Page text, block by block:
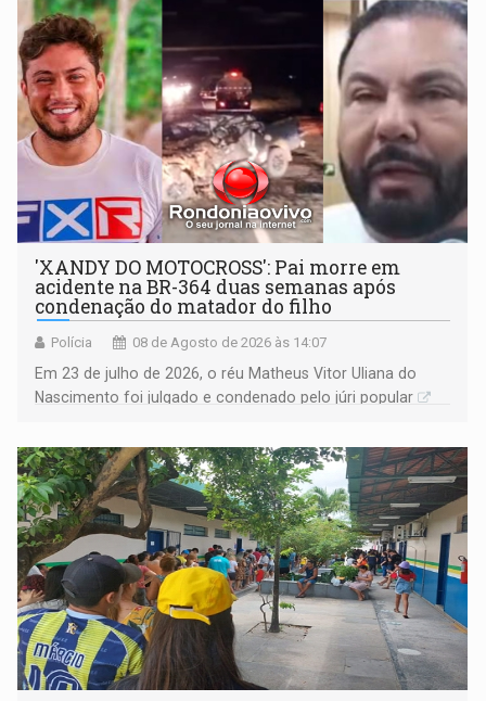
'XANDY DO MOTOCROSS': Pai morre em
acidente na BR-364 duas semanas após
condenação do matador do filho
Polícia 08 de Agosto de 2026 às 14:07
Em 23 de julho de 2026, o réu Matheus Vitor Uliana do
Nascimento foi julgado e condenado pelo júri popular